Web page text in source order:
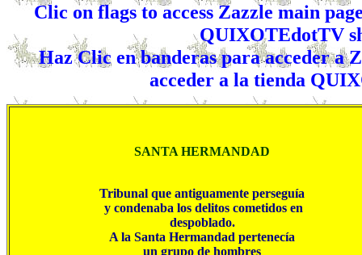
Clic on flags to access Zazzle main
QUIXOTEdotTV
Haz Clic en banderas para acceder a
acceder a la tienda
SANTA HERMANDAD
Tribunal que antiguamente perseguía
y condenaba los delitos cometidos en
despoblado.
A la Santa Hermandad pertenecía
un grupo de hombres